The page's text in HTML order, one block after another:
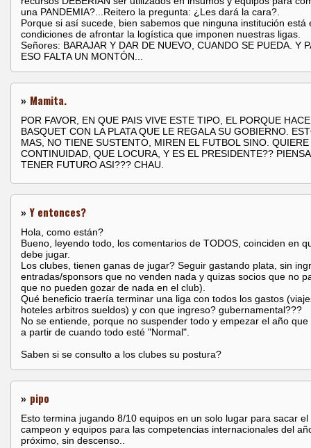
una PANDEMIA?...Reitero la pregunta: ¿Les dará la cara?.
Porque si así sucede, bien sabemos que ninguna institución está
condiciones de afrontar la logística que imponen nuestras ligas.
Señores: BARAJAR Y DAR DE NUEVO, CUANDO SE PUEDA. Y
ESO FALTA UN MONTÓN...
» Mamita.
POR FAVOR, EN QUE PAIS VIVE ESTE TIPO, EL PORQUE HACE
BASQUET CON LA PLATA QUE LE REGALA SU GOBIERNO.
MAS, NO TIENE SUSTENTO, MIREN EL FUTBOL SINO. QUIERE
CONTINUIDAD, QUE LOCURA, Y ES EL PRESIDENTE??
TENER FUTURO ASI??? CHAU.
» Y entonces?
Hola, como están?
Bueno, leyendo todo, los comentarios de TODOS, coinciden en
debe jugar.
Los clubes, tienen ganas de jugar? Seguir gastando plata, sin
entradas/sponsors que no venden nada y quizas socios que no
que no pueden gozar de nada en el club).
Qué beneficio traería terminar una liga con todos los gastos
hoteles arbitros sueldos) y con que ingreso? gubernamental???
No se entiende, porque no suspender todo y empezar el año que
a partir de cuando todo esté "Normal".
Saben si se consulto a los clubes su postura?
» pipo
Esto termina jugando 8/10 equipos en un solo lugar para sacar el
campeon y equipos para las competencias internacionales del
próximo, sin descenso..